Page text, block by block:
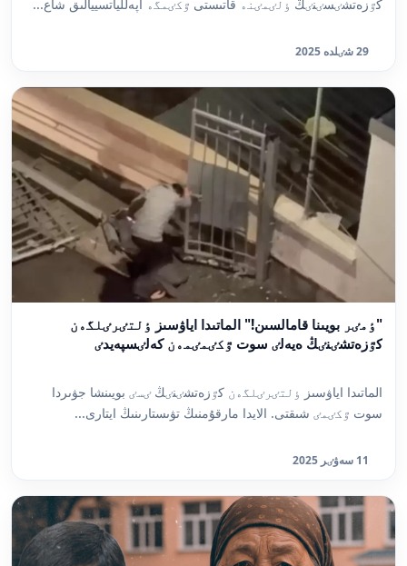
كٷزەتشٸسٸنٸڭ ٶلٸمٸنە قاتىستى ٷكٸمگە اپەللياتسييالىق شاع...
29 شٸلدە 2025
"ٶمٸر بويىنا قامالسىن!" الماتىدا اياۋسىز ٶلتٸرٸلگەن
كٷزەتشٸنٸڭ ەيەلٸ سوت ٷكٸمٸمەن كەلٸسپەيدٸ
الماتىدا اياۋسىز ٶلتٸرٸلگەن كٷزەتشٸنٸڭ ٸسٸ بويىنشا جۋىردا
سوت ٷكٸمٸ شىقتى. الايدا مارقۇمنىڭ تۋىستارىنىڭ ايتارى...
11 سەۋٸر 2025